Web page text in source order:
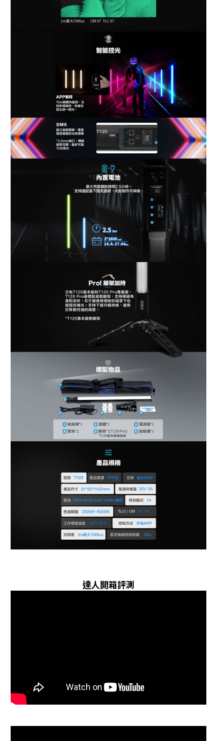
達人開箱評測